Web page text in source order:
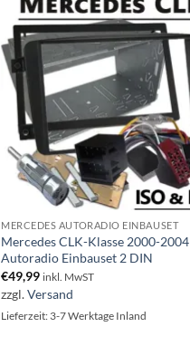
MERCEDES AUTORADIO EINBAUSET
Mercedes CLK-Klasse 2000-2004
Autoradio Einbauset 2 DIN
€49,99 inkl. MwST
zzgl.Versand
Lieferzeit: 3-7 Werktage Inland